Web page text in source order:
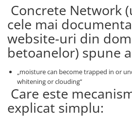
Concrete Network
cele mai
website-uri din
betoanelor) spune
„moisture can become trapped in or
whitening or clouding”
Care este
explicat simplu: